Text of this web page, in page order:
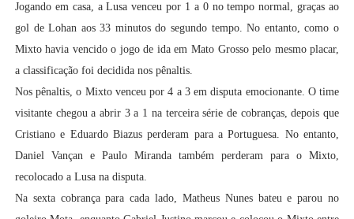
Jogando em casa, a Lusa venceu por 1 a 0 no tempo normal, graças ao
gol de Lohan aos 33 minutos do segundo tempo. No entanto, como o
Mixto havia vencido o jogo de ida em Mato Grosso pelo mesmo placar,
a classificação foi decidida nos pênaltis.
Nos pênaltis, o Mixto venceu por 4 a 3 em disputa emocionante. O time
visitante chegou a abrir 3 a 1 na terceira série de cobranças, depois que
Cristiano e Eduardo Biazus perderam para a Portuguesa. No entanto,
Daniel Vançan e Paulo Miranda também perderam para o Mixto,
recolocado a Lusa na disputa.
Na sexta cobrança para cada lado, Matheus Nunes bateu e parou no